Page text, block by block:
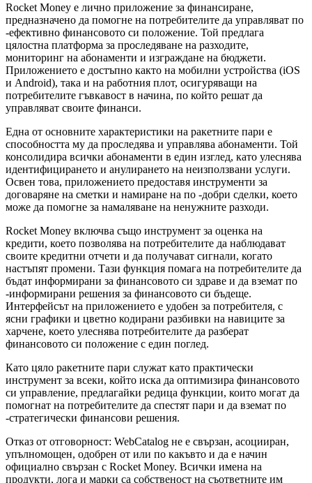
Rocket Money е лично приложение за финансиране,
предназначено да помогне на потребителите да управляват по
-ефективно финансовото си положение. Той предлага
цялостна платформа за проследяване на разходите,
мониторинг на абонаменти и изграждане на бюджети.
Приложението е достъпно както на мобилни устройства (iOS
и Android), така и на работния плот, осигуряващи на
потребителите гъвкавост в начина, по който решат да
управляват своите финанси.
Една от основните характеристики на ракетните пари е
способността му да проследява и управлява абонаменти. Той
консолидира всички абонаменти в един изглед, като улеснява
идентифицирането и анулирането на неизползвани услуги.
Освен това, приложението предоставя инструменти за
договаряне на сметки и намиране на по -добри сделки, което
може да помогне за намаляване на ненужните разходи.
Rocket Money включва също инструмент за оценка на
кредити, което позволява на потребителите да наблюдават
своите кредитни отчети и да получават сигнали, когато
настъпят промени. Тази функция помага на потребителите да
бъдат информирани за финансовото си здраве и да вземат по
-информирани решения за финансовото си бъдеще.
Интерфейсът на приложението е удобен за потребителя, с
ясни графики и цветно кодирани разбивки на навиците за
харчене, което улеснява потребителите да разберат
финансовото си положение с един поглед.
Като цяло ракетните пари служат като практически
инструмент за всеки, който иска да оптимизира финансовото
си управление, предлагайки редица функции, които могат да
помогнат на потребителите да спестят пари и да вземат по
-стратегически финансови решения.
Отказ от отговорност: WebCatalog не е свързан, асоцииран,
упълномощен, одобрен от или по какъвто и да е начин
официално свързан с Rocket Money. Всички имена на
продукти, лога и марки са собственост на съответните им